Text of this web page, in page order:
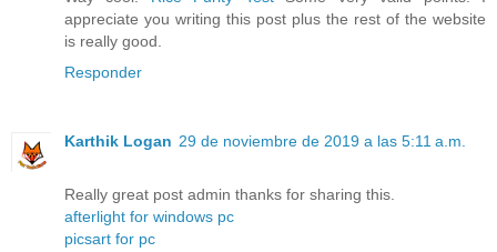
appreciate you writing this post plus the rest of the website
is really good.
Responder
Karthik Logan 29 de noviembre de 2019 a las 5:11 a.m.
Really great post admin thanks for sharing this.
afterlight for windows pc
picsart for pc